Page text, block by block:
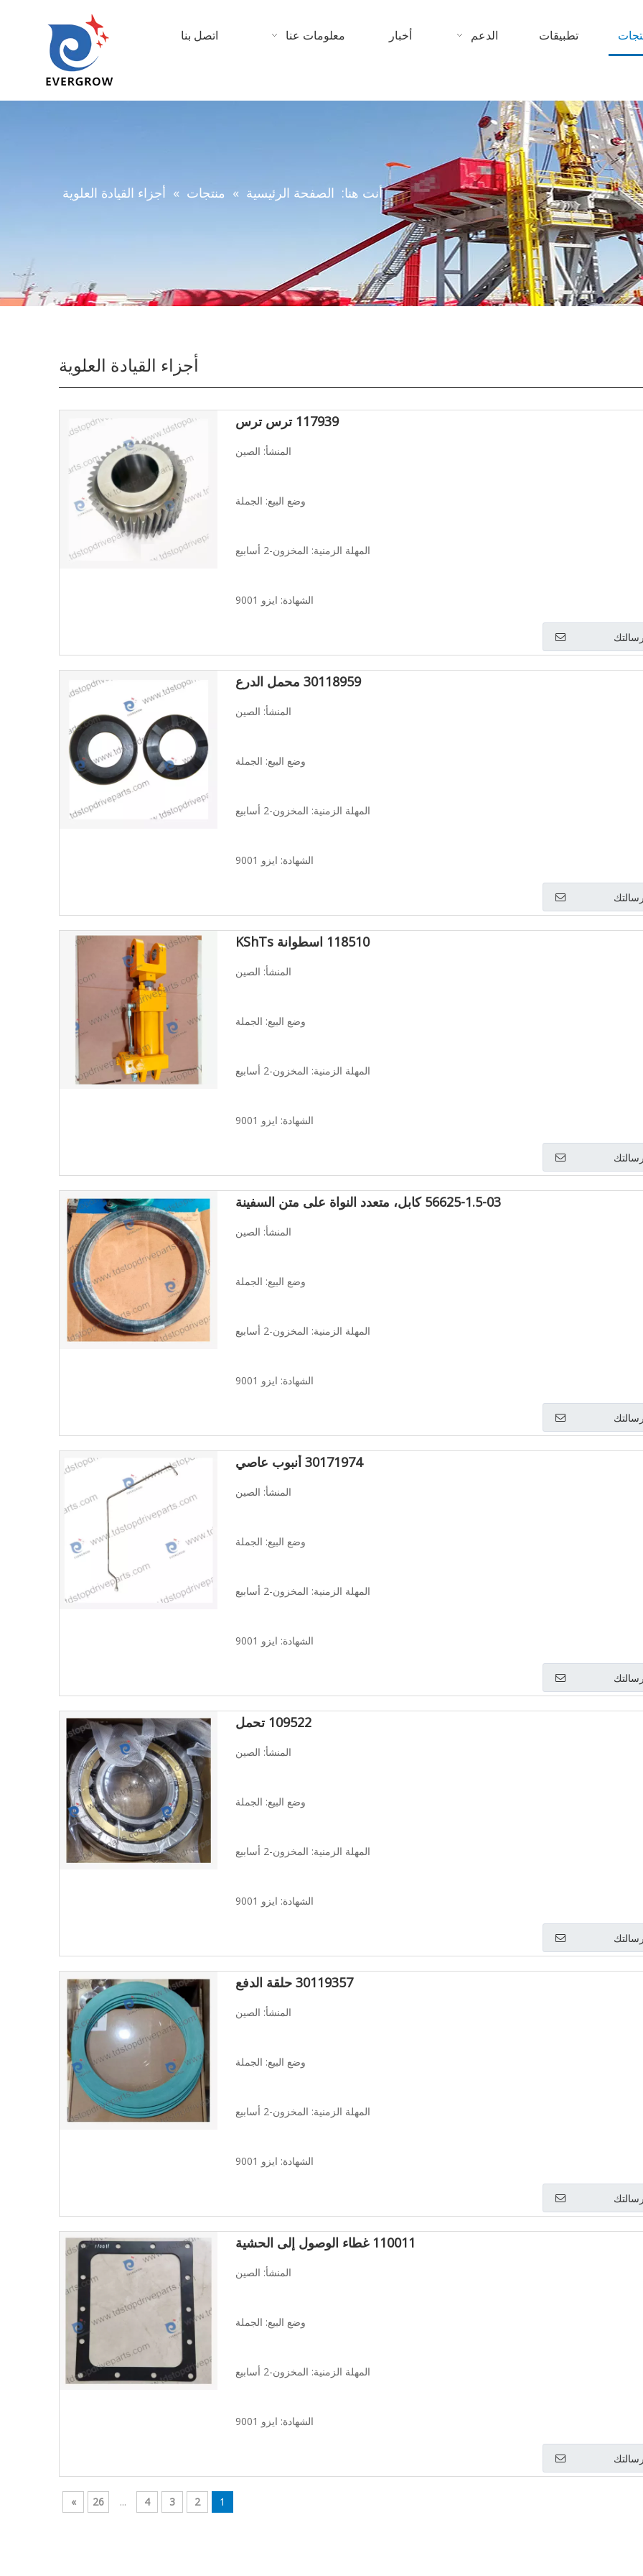
تطبيقات الدعم أخبار معلومات عنا اتصل بنا
أنت هنا: الصفحة الرئيسية » منتجات » أجزاء القيادة العلوية
أجزاء القيادة العلوية
117939 ترس ترس
المنشأ: الصين
وضع البيع: الجملة
المهلة الزمنية: المخزون-2 أسابيع
الشهادة: ايزو 9001
30118959 محمل الدرع
المنشأ: الصين
وضع البيع: الجملة
المهلة الزمنية: المخزون-2 أسابيع
الشهادة: ايزو 9001
118510 اسطوانة KShTs
المنشأ: الصين
وضع البيع: الجملة
المهلة الزمنية: المخزون-2 أسابيع
الشهادة: ايزو 9001
56625-1.5-03 كابل، متعدد النواة على متن السفينة
المنشأ: الصين
وضع البيع: الجملة
المهلة الزمنية: المخزون-2 أسابيع
الشهادة: ايزو 9001
30171974 أنبوب عاصي
المنشأ: الصين
وضع البيع: الجملة
المهلة الزمنية: المخزون-2 أسابيع
الشهادة: ايزو 9001
109522 تحمل
المنشأ: الصين
وضع البيع: الجملة
المهلة الزمنية: المخزون-2 أسابيع
الشهادة: ايزو 9001
30119357 حلقة الدفع
المنشأ: الصين
وضع البيع: الجملة
المهلة الزمنية: المخزون-2 أسابيع
الشهادة: ايزو 9001
110011 غطاء الوصول إلى الحشية
المنشأ: الصين
وضع البيع: الجملة
المهلة الزمنية: المخزون-2 أسابيع
الشهادة: ايزو 9001
1
2
3
4
...
26
»